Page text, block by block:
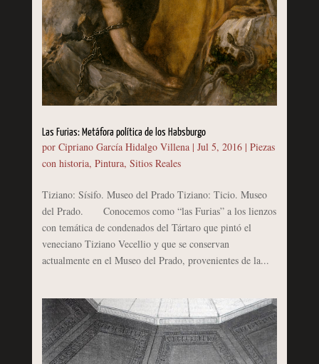
Las Furias: Metáfora política de los Habsburgo
por Cipriano García Hidalgo Villena| Jul 5, 2016| Piezas
con historia, Pintura, Sitios Reales
Tiziano: Sísifo. Museo del Prado Tiziano: Ticio. Museo
del Prado. Conocemos como “las Furias” a los lienzos
con temática de condenados del Tártaro que pintó el
veneciano Tiziano Vecellio y que se conservan
actualmente en el Museo del Prado, provenientes de la...